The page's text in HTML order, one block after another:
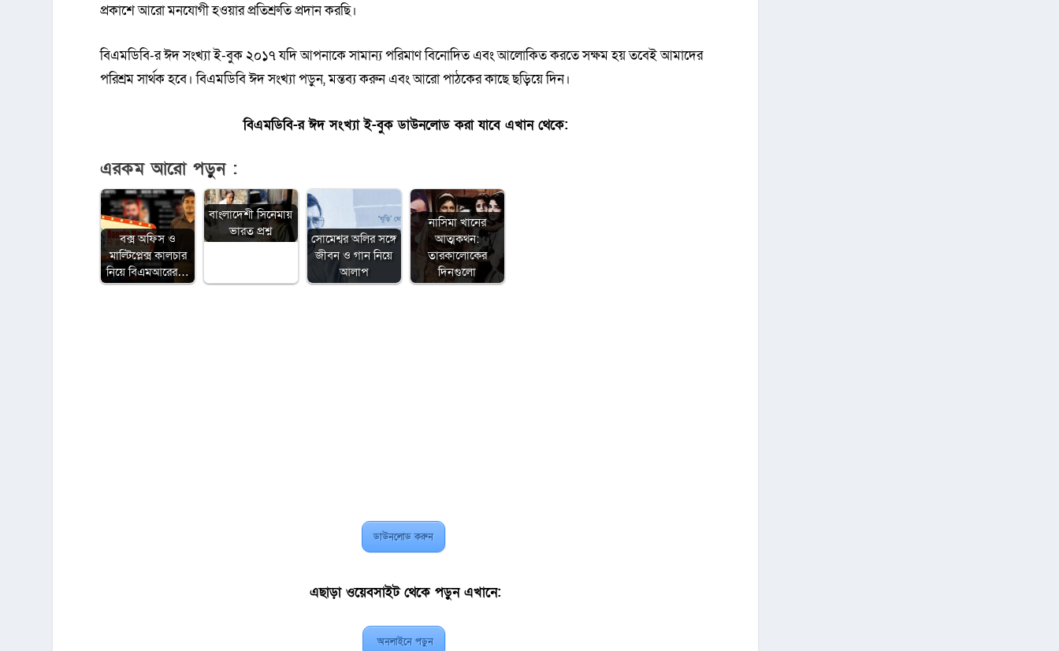
প্রকাশে আরো মনযোগী হওয়ার প্রতিশ্রুতি প্রদান করছি।
বিএমডিবি-র ঈদ সংখ্যা ই-বুক ২০১৭ যদি আপনাকে সামান্য পরিমাণ বিনোদিত এবং আলোকিত করতে সক্ষম হয় তবেই আমাদের
পরিশ্রম সার্থক হবে। বিএমডিবি ঈদ সংখ্যা পড়ুন, মন্তব্য করুন এবং আরো পাঠকের কাছে ছড়িয়ে দিন।
বিএমডিবি-র ঈদ সংখ্যা ই-বুক ডাউনলোড করা যাবে এখান থেকে:
এরকম আরো পড়ুন :
বক্স অফিস ও
মাল্টিপ্লেক্স কালচার
নিয়ে বিএমআরের…
বাংলাদেশী সিনেমায়
ভারত প্রশ্ন
সোমেশ্বর অলির সঙ্গে
জীবন ও গান নিয়ে
আলাপ
নাসিমা খানের
আত্মকথন:
তারকালোকের
দিনগুলো
ডাউনলোড করুন
এছাড়া ওয়েবসাইট থেকে পড়ুন এখানে:
অনলাইনে পড়ুন